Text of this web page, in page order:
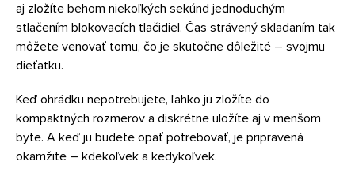
aj zložíte behom niekoľkých sekúnd jednoduchým
stlačením blokovacích tlačidiel. Čas strávený skladaním tak
môžete venovať tomu, čo je skutočne dôležité – svojmu
dieťatku.
Keď ohrádku nepotrebujete, ľahko ju zložíte do
kompaktných rozmerov a diskrétne uložíte aj v menšom
byte. A keď ju budete opäť potrebovať, je pripravená
okamžite – kdekoľvek a kedykoľvek.